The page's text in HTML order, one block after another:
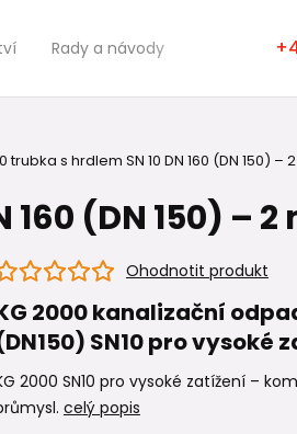
Rady a návody
trubka s hrdlem SN 10 DN 160 (DN 150) –
(DN 150) – 2
Ohodnotit produkt
2000 kanalizační
SN10 pro vysoké
2000 SN10 pro vysoké zatížení –
celý popis